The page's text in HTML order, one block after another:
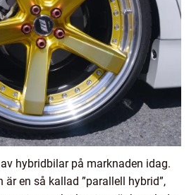
hybridbilar på marknaden idag.
är en så kallad ”parallell hybrid”,